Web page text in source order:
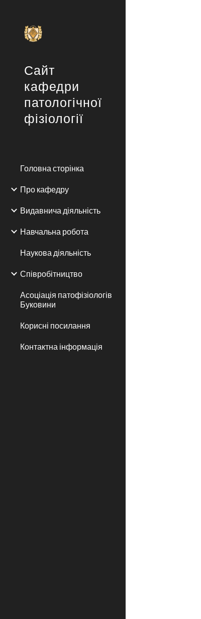
Сайт
кафедри
патологічної
фізіології
Головна сторінка
Про кафедру
Видавнича діяльність
Навчальна робота
Наукова діяльність
Співробітництво
Асоціація патофізіологів
Буковини
Корисні посилання
Контактна інформація